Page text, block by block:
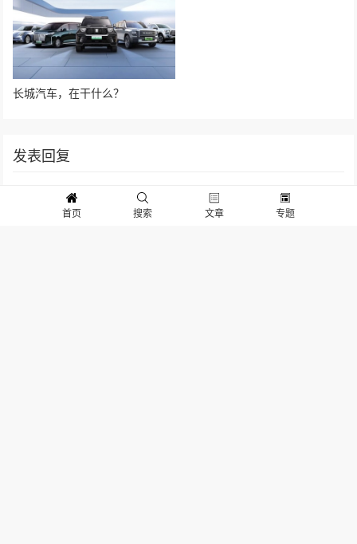
长城汽车，在干什么？
发表回复
首页
搜索 文章 专题